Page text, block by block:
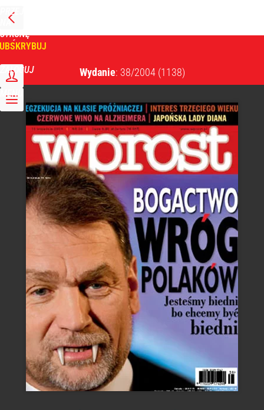
PRZEJDŹ
NA
STRONĘ
GŁÓWNĄ
ZALOGUJ
MENU
Wydanie: 38/2004 (1138)